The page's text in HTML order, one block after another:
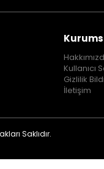
Kullanıcı
Gizlilik
İletişim
Saklıdır.